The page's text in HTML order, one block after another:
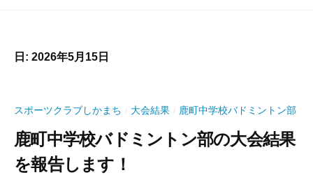
ク
し
か
ま
ち
日: 2026年5月15日
スポーツクラブしかまち / 大会結果 / 鹿町中学校バドミントン部
鹿町中学校バドミントン部の大会結果
を報告します！
ま